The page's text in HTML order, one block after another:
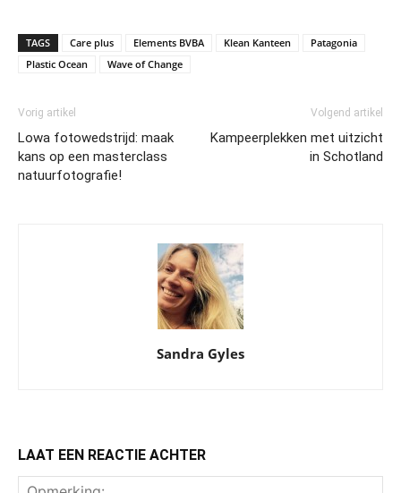
TAGS Care plus Elements BVBA Klean Kanteen
Patagonia
Plastic Ocean
Wave of Change
Vorig artikel
Lowa fotowedstrijd: maak
kans op een masterclass
natuurfotografie!
Volgend artikel
Kampeerplekken met uitzicht
in Schotland
Sandra Gyles
LAAT EEN REACTIE ACHTER